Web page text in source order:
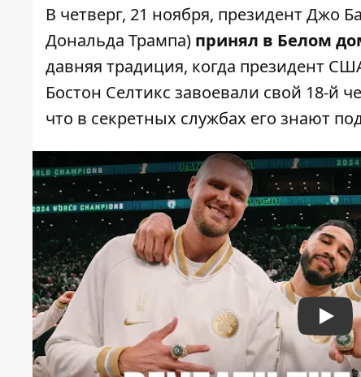
В четверг, 21 ноября, президент Джо
Дональда Трампа) принял в Белом
давняя традиция, когда президент
Бостон Селтикс завоевали свой 18-й
что в секретных службах его знают
Play